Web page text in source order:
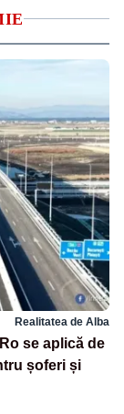
Realitatea de Alba
se aplică de
șoferi și